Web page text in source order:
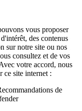
vous proposer
des contenus
sur notre site ou nos
consultez et de vos
votre accord, nous
ce site internet :
de